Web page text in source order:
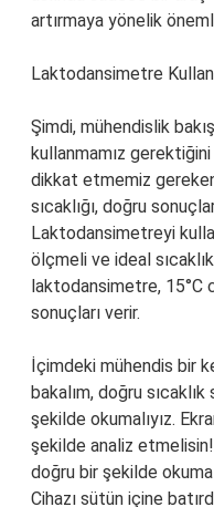
artırmaya yönelik
Laktodansimetre
Şimdi, mühendislik
kullanmamız gerektiğini
dikkat etmemiz
sıcaklığı, doğru
Laktodansimetreyi
ölçmeli ve ideal
laktodansimetre, 15°C
sonuçları verir.
İçimdeki mühendis bir
bakalım, doğru sıcaklık
şekilde okumalıyız.
şekilde analiz
doğru bir şekilde
Cihazı sütün içine